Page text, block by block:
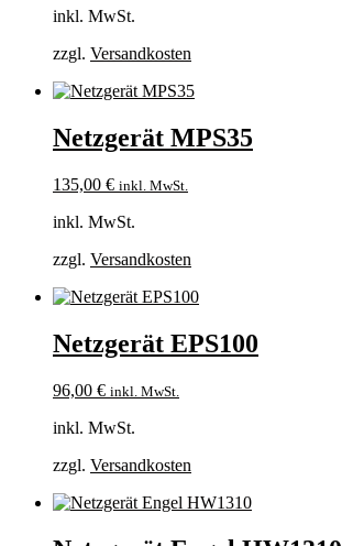
inkl. MwSt.
zzgl. Versandkosten
Netzgerät MPS35
135,00 € inkl. MwSt.
inkl. MwSt.
zzgl. Versandkosten
Netzgerät EPS100
96,00 € inkl. MwSt.
inkl. MwSt.
zzgl. Versandkosten